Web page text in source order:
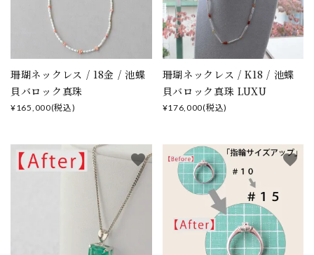
珊瑚ネックレス / 18金 / 池蝶
貝バロック真珠
¥165,000(税込)
珊瑚ネックレス / K18 / 池蝶
貝バロック真珠 LUXU
¥176,000(税込)
favorite favorite